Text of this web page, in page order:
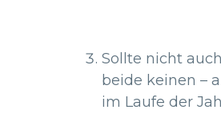
Sollte nicht
beide keinen –
im Laufe der